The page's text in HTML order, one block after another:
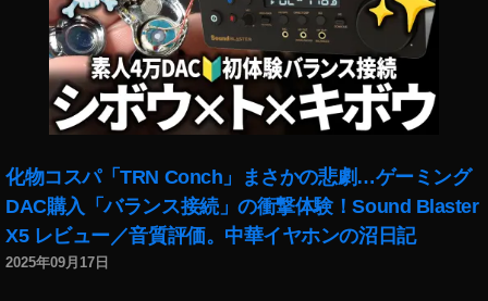
化物コスパ「TRN Conch」まさかの悲劇…ゲーミング
DAC購入「バランス接続」の衝撃体験！Sound Blaster
X5 レビュー／音質評価。中華イヤホンの沼日記
2025年09月17日